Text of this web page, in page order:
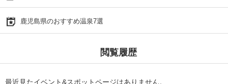
鹿児島県のおすすめ温泉7選
閲覧履歴
最近見たイベント&スポットページはありません。